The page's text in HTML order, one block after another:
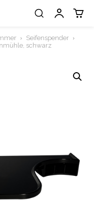
Seifenspender
schwarz